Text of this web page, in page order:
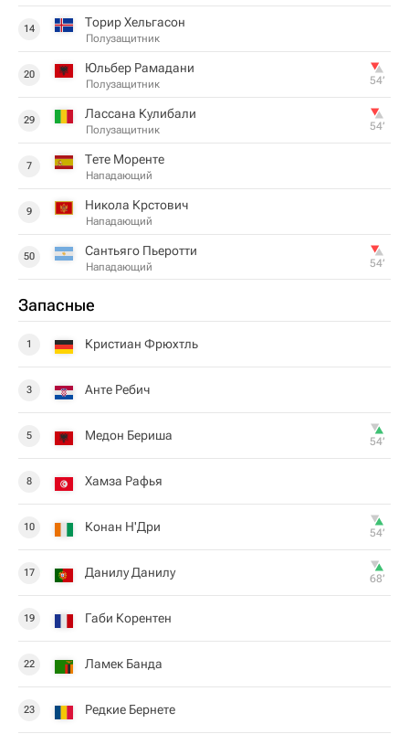
14 Торир Хельгасон
Полузащитник
20 Юльбер Рамадани
Полузащитник 54‎’‎
29 Лассана Кулибали
Полузащитник 54‎’‎
7 Тете Моренте
Нападающий
9 Никола Крстович
Нападающий
50 Сантьяго Пьеротти
Нападающий 54‎’‎
Запасные
1 Кристиан Фрюхтль
3 Анте Ребич
5 Медон Бериша 54‎’‎
8 Хамза Рафья
10 Конан Н'Дри 54‎’‎
17 Данилу Данилу 68‎’‎
19 Габи Корентен
22 Ламек Банда
23 Редкие Бернете